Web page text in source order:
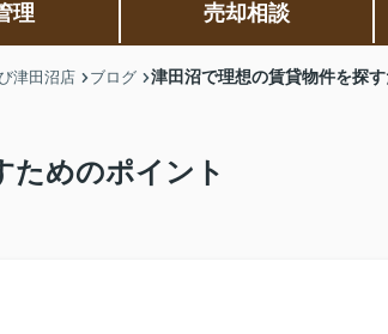
理 売却相談
津田沼店 ブログ 津田沼で理想の賃貸物件を探
ためのポイント